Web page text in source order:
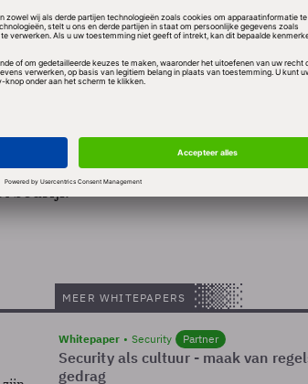
administratieve diensten bij.
Martinair aan dat bedrijven zich
en bijkomende taken uitbesteden
contract een gevolg is van de
bedrijf.
MEER WHITEPAPERS
Whitepaper Security Partner
Security als cultuur - maak van
gedrag